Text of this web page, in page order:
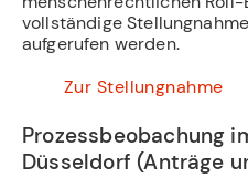
vollständige
aufgerufen werden.
Zur Stellungnahme
Prozessbeobachung
Düsseldorf (Anträge